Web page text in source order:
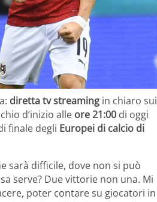
diretta tv streaming in chiaro sui
d’inizio alle ore 21:00 di oggi
finale degli Europei di calcio di
sarà difficile, dove non si può
serve? Due vittorie non una. Mi
poter contare su giocatori in